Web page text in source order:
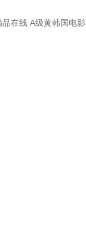
品在线 A级黄韩国电